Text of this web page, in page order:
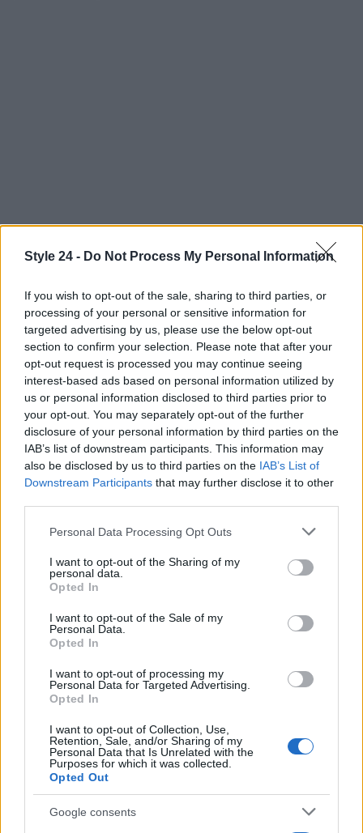
Style 24 - Do Not Process My Personal Information
If you wish to opt-out of the sale, sharing to third parties, or
processing of your personal or sensitive information for
targeted advertising by us, please use the below opt-out
section to confirm your selection. Please note that after your
opt-out request is processed you may continue seeing
interest-based ads based on personal information utilized by
us or personal information disclosed to third parties prior to
your opt-out. You may separately opt-out of the further
disclosure of your personal information by third parties on the
IAB’s list of downstream participants. This information may
also be disclosed by us to third parties on the IAB’s List of
Downstream Participants that may further disclose it to other
Please note that this website/app uses one or more Google
not limited to your visit or usage behaviour. You may click to
grant or deny consent to Google and its third-party tags to
use your data for below specified purposes in below Google
consent section.
Personal Data Processing Opt Outs
I want to opt-out of the Sharing of my
personal data.
Opted In
I want to opt-out of the Sale of my
Personal Data.
Opted In
I want to opt-out of processing my
Personal Data for Targeted Advertising.
Opted In
I want to opt-out of Collection, Use,
Retention, Sale, and/or Sharing of my
Personal Data that Is Unrelated with the
Purposes for which it was collected.
Opted Out
Google consents
AUTORE
Staff
Continua a leggere
BELLEZZA